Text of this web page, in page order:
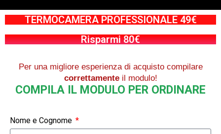
TERMOCAMERA PROFESSIONALE 49€
Risparmi 80€
Per una migliore esperienza di acquisto compilare
correttamenteil modulo!
COMPILA IL MODULO PER ORDINARE
Nome e Cognome